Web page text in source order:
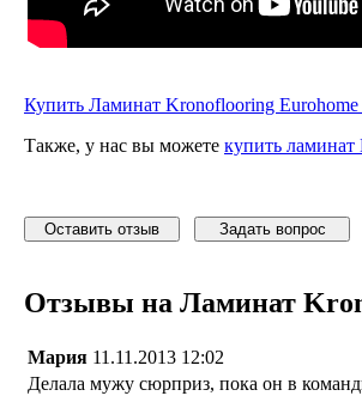
Купить Ламинат Kronoflooring
Также, у нас вы можете купить ламинат
Оставить отзыв Задать вопрос
Отзывы на Ламинат
Мария 11.11.2013 12:02
Делала мужу сюрприз, пока он в